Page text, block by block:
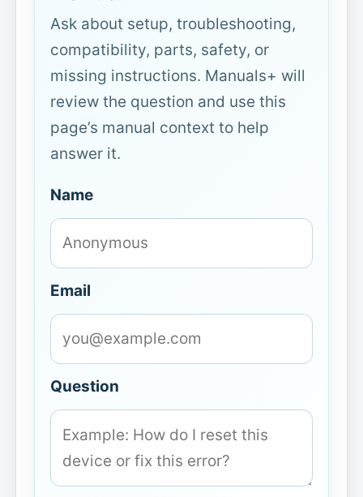
Ask about setup, troubleshooting,
compatibility, parts, safety, or
missing instructions. Manuals+ will
review the question and use this
page’s manual context to help
answer it.
Name
Email
Question